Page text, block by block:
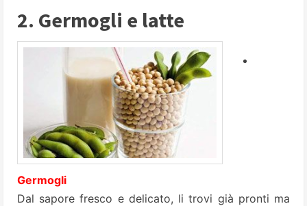
2. Germogli e latte
Germogli
Dal sapore fresco e delicato, li trovi già pronti ma